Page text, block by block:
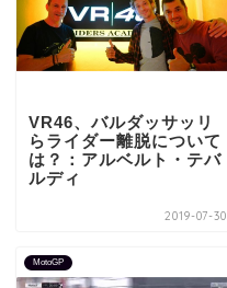
VR46、バルダッサッリ
らライダー離脱について
は？：アルベルト・テバ
ルディ
2019-07-30
MotoGP